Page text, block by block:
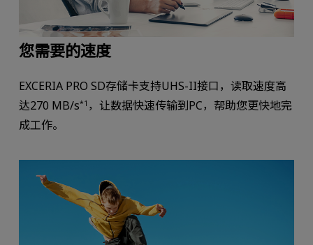
您需要的速度
EXCERIA PRO SD存储卡支持UHS-II接口，读取速度高
达270 MB/s*1 ，让数据快速传输到PC，帮助您更快地完
成工作。